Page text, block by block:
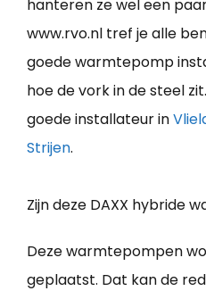
hanteren ze wel een
www.rvo.nl tref je alle
goede warmtepomp
hoe de vork in de steel
goede installateur in
Strijen.
Zijn deze DAXX hybride
Deze warmtepompen
geplaatst. Dat kan de